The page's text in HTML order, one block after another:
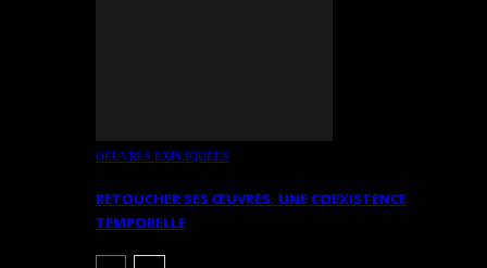
OEUVRES EXPLIQUÉES
RETOUCHER SES ŒUVRES. UNE COEXISTENCE
TEMPORELLE